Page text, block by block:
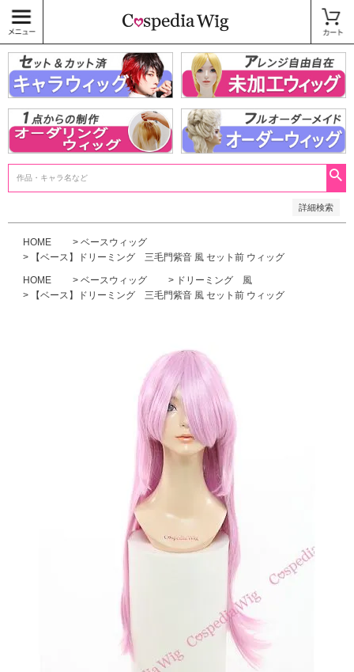
詳細検索
〜
商品タグ
キャラウィッグ
未加工ウィッグ
ベースウィッグ
衣装
SALE中
HOME
ベースウィッグ
【ベース】ドリーミング 三毛門紫音 風 セット前 ウィッグ
HOME ベースウィッグ
ドリーミング 風
【ベース】ドリーミング 三毛門紫音 風 セット前 ウィッグ